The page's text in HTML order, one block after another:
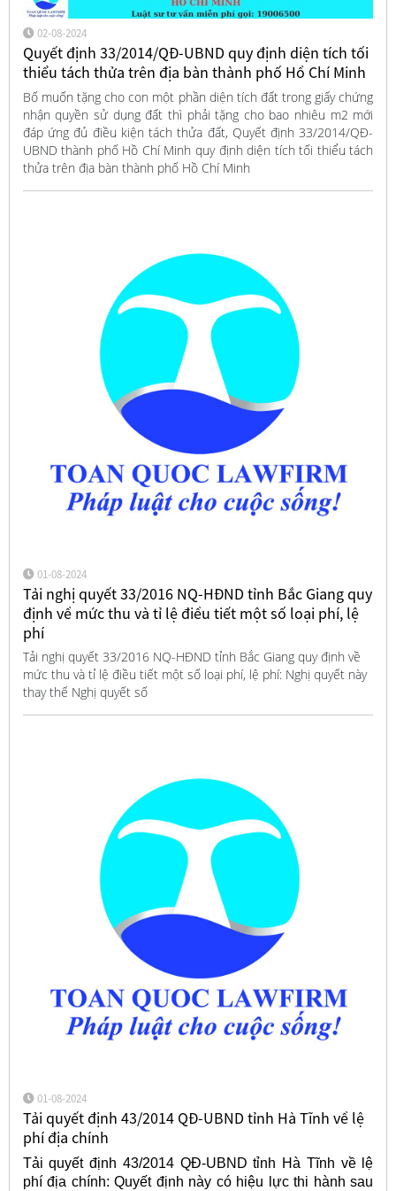
02-08-2024
Quyết định 33/2014/QĐ-UBND quy định diện tích tối
thiểu tách thửa trên địa bàn thành phố Hồ Chí Minh
Bố muốn tặng cho con một phần diện tích đất trong giấy chứng
nhận quyền sử dụng đất thì phải tặng cho bao nhiêu m2 mới
đáp ứng đủ điều kiện tách thửa đất, Quyết định 33/2014/QĐ-
UBND thành phố Hồ Chí Minh quy định diện tích tối thiểu tách
thửa trên địa bàn thành phố Hồ Chí Minh
01-08-2024
Tải nghị quyết 33/2016 NQ-HĐND tỉnh Bắc Giang quy
định về mức thu và tỉ lệ điều tiết một số loại phí, lệ
phí
Tải nghị quyết 33/2016 NQ-HĐND tỉnh Bắc Giang quy định về
mức thu và tỉ lệ điều tiết một số loại phí, lệ phí: Nghị quyết này
thay thế Nghị quyết số
01-08-2024
Tải quyết định 43/2014 QĐ-UBND tỉnh Hà Tĩnh về lệ
phí địa chính
Tải quyết định 43/2014 QĐ-UBND tỉnh Hà Tĩnh về lệ
phí địa chính: Quyết định này có hiệu lực thi hành sau